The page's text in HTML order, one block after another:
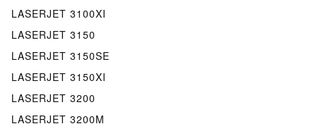
LASERJET 3100XI
LASERJET 3150
LASERJET 3150SE
LASERJET 3150XI
LASERJET 3200
LASERJET 3200M